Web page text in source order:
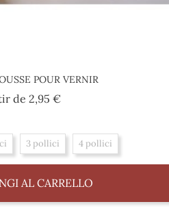
POUR VERNIR
de 2,95 €Prezzo
3 pollici 4 pollici
AL CARRELLO